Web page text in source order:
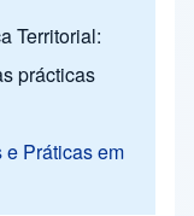
Territorial:
prácticas
Práticas em